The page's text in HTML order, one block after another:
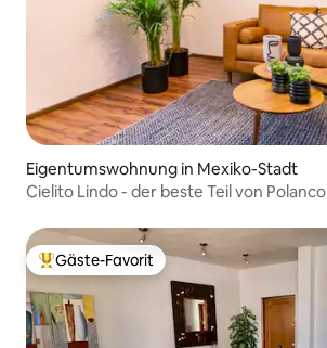
Eigentumswohnung in Mexiko-Stadt
Cielito Lindo - der beste Teil von Polanco
Beliebter Gäste-Favorit.
Gäste-Favorit